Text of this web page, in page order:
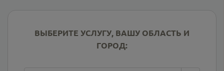
ВЫБЕРИТЕ УСЛУГУ, ВАШУ ОБЛАСТЬ И
ГОРОД: